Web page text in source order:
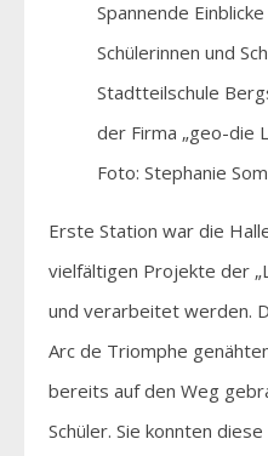
Spannende
Schülerinnen und
Stadtteilschule
der Firma „geo-die
Foto: Stephanie
Erste Station war die
vielfältigen Projekte der
und verarbeitet werden.
Arc de Triomphe
bereits auf den Weg
Schüler. Sie konnten